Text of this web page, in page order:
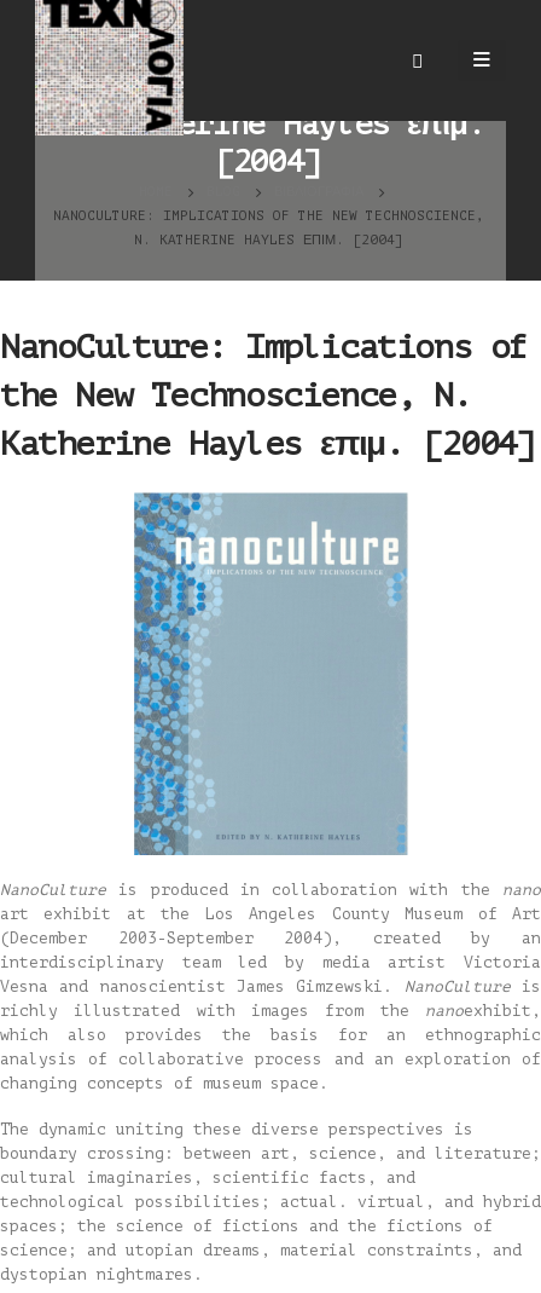
NanoCulture: Implications
of the New Technoscience,
N. Katherine Hayles επιμ.
[2004]
NANOCULTURE: IMPLICATIONS OF THE NEW TECHNOSCIENCE,
N. KATHERINE HAYLES ΕΠΙΜ. [2004]
NanoCulture: Implications of
the New Technoscience, N.
Katherine Hayles επιμ. [2004]
NanoCulture is produced in collaboration with the nano
art exhibit at the Los Angeles County Museum of Art
(December 2003-September 2004), created by an
interdisciplinary team led by media artist Victoria
Vesna and nanoscientist James Gimzewski. NanoCultureis
richly illustrated with images from the nanoexhibit,
which also provides the basis for an ethnographic
analysis of collaborative process and an exploration of
changing concepts of museum space.
The dynamic uniting these diverse perspectives is
boundary crossing: between art, science, and literature;
cultural imaginaries, scientific facts, and
technological possibilities; actual. virtual, and hybrid
spaces; the science of fictions and the fictions of
science; and utopian dreams, material constraints, and
dystopian nightmares.